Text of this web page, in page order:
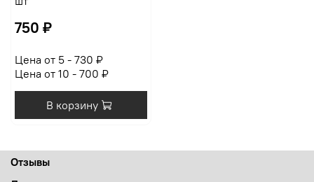
750 ₽
Цена от 5 - 730 ₽
Цена от 10 - 700 ₽
В корзину
Отзывы